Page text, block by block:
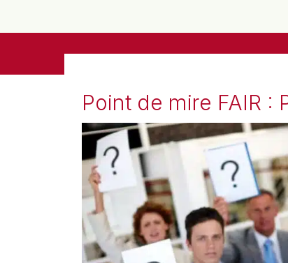
Point de mire FAIR :